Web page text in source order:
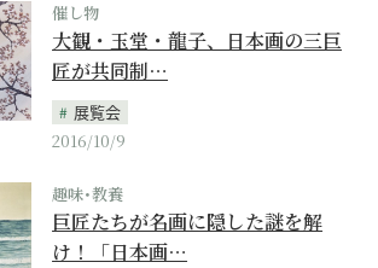
催し物
大観・玉堂・龍子、日本画の三巨
匠が共同制…
展覧会
2016/10/9
趣味･教養
巨匠たちが名画に隠した謎を解
け！「日本画…